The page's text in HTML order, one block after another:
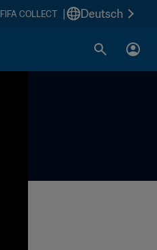
FIFA COLLECT Deutsch